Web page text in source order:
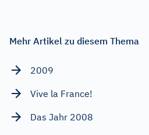
Mehr Artikel zu diesem Thema
2009
Vive la France!
Das Jahr 2008